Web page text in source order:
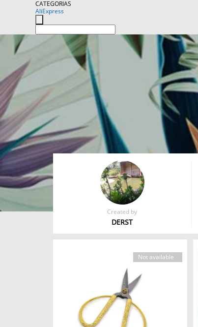
CATEGORIAS
AliExpress
Created by
DERST
Not available